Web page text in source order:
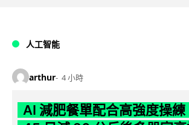
人工智能
arthur 4 小時
AI 減肥餐單配合高強度操